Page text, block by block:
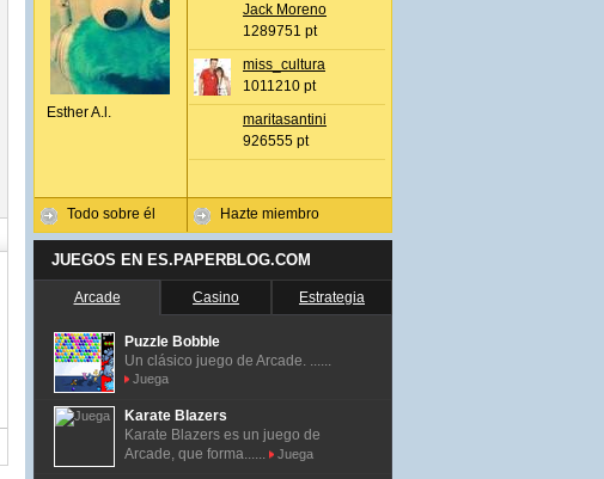
Esther A.l.
Todo sobre él
Jack Moreno
1289751 pt
miss_cultura
1011210 pt
maritasantini
926555 pt
Hazte miembro
JUEGOS EN ES.PAPERBLOG.COM
Arcade Casino Estrategia
Puzzle Bobble
Un clásico juego de Arcade. ......
Juega
Karate Blazers
Karate Blazers es un juego de
Arcade, que forma......
Juega